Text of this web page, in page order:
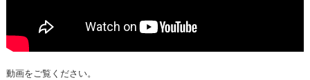
動画をご覧ください。